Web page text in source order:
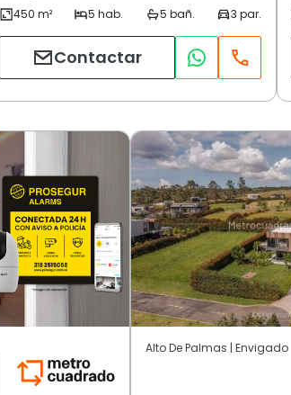
Contactar
Alto De Palmas | Envigado